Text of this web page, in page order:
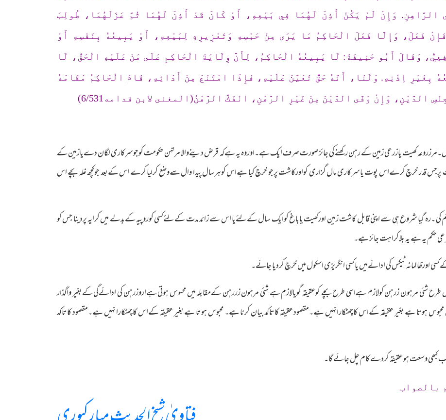
الرَّاهِنِ. وَإِنْ لَمْ يَكُنْ أَذِنَ لَهُمَا فِي بَيْعِهِ، أَوْ كَانَ قَدْ أَذِنَ لَهُمَا ثُمَّ عَزَلَهُمَا، طُولِبَ
فَعَلَ، وَإِلَّا فَعَلَ الْحَاكِمُ مَا يَرَى مِنْ حَبْسِهِ وَتَعْزِيرِهِ لِبَيْعِهِ، أَوْ يَبِيعُهُ بِنَفْسِهِ أَوْ
وَقَالَ أَبُو حَنِيفَةَ: لَا يَبِيعُهُ الْحَاكِمُ، لِأَنَّ وِلَايَةَ الْحَاكِمِ عَلَى مَنْ عَلَيْهِ الْحَقُّ، لَا
بِغَيْرِ إذْنِهِ. وَلَنَا، أَنَّهُ حَقٌّ تَعَيَّنَ عَلَيْهِ، فَإِذَا امْتَنَعَ مِنْ أَدَائِهِ، قَامَ الْحَاكِمُ مَقَامَهُ
الدَّيْنِ، وَإِنْ وَفَّى الدَّيْنَ مِنْ غَيْرِ الرَّهْنِ، انْفَكَّ الرَّهْنُ(المغنى لابن قدامه6/531)
ہیں۔مرزروعہ کھیت یازرعی زمین کے رہن رکھنے کی جائز صورت صرف ایک ہے۔اوروہ یہ ہےکہ قرض دینےوالا مرتہن حکومت کوجوسرکاری لگان دےیازمین کے
پرجس قدر خرچ کرےاس پوت یاسر کاری مال گزاری کواورکاشت پرجو خرچ کیا ہےاس کوہرسال پیدا وال سےوضع کرلیا کرے اس کےبعد جوکچھ غلہ بچے اس
۔رہ گیا شروع ہی سے اپنی قابل کاشت زمین اورکھیت یاباغ کوایک سال کےلئےیا اس سے زائد مدت کےلئےکسی کوروپیہ کےبدلے میں کرایہ پردینا جس کو
حکم یہ ہے یہ بلاکراہت جائز ہے۔
اورظالمانہ ٹیکس کی ادائےمیں یاکسی انگریزی اسکول میں خرچ کردیا جائے۔
شئی مرہون زرہن کولازم ہےاسی طرح بچے کوعقیقہ گویالازم ہے شئی مرہون زررہن کےمقابلہ میں محسوس ہوتی ہےاروزرہن کی ادائےگی کےبغیر واگذار
ہوتا ہے بغیر عقیقہ کےاس کاچھٹکارانہیں ہے۔مقصود عقیقہ کاتاکد بیان کرنا ہے۔ محبوس ہوتا ہے بغیر عقیقہ کےاس کاچھٹکارا نہیں ہے۔مقصود کاتاکد
جب کبھی وسعت ہو عقیقہ کردے کام چل جائے گا۔
بالصواب